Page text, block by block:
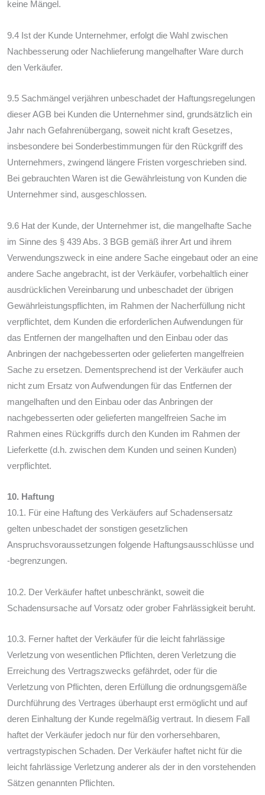
keine Mängel.
9.4 Ist der Kunde Unternehmer, erfolgt die Wahl zwischen
Nachbesserung oder Nachlieferung mangelhafter Ware durch
den Verkäufer.
9.5 Sachmängel verjähren unbeschadet der Haftungsregelungen
dieser AGB bei Kunden die Unternehmer sind, grundsätzlich ein
Jahr nach Gefahrenübergang, soweit nicht kraft Gesetzes,
insbesondere bei Sonderbestimmungen für den Rückgriff des
Unternehmers, zwingend längere Fristen vorgeschrieben sind.
Bei gebrauchten Waren ist die Gewährleistung von Kunden die
Unternehmer sind, ausgeschlossen.
9.6 Hat der Kunde, der Unternehmer ist, die mangelhafte Sache
im Sinne des § 439 Abs. 3 BGB gemäß ihrer Art und ihrem
Verwendungszweck in eine andere Sache eingebaut oder an eine
andere Sache angebracht, ist der Verkäufer, vorbehaltlich einer
ausdrücklichen Vereinbarung und unbeschadet der übrigen
Gewährleistungspflichten, im Rahmen der Nacherfüllung nicht
verpflichtet, dem Kunden die erforderlichen Aufwendungen für
das Entfernen der mangelhaften und den Einbau oder das
Anbringen der nachgebesserten oder gelieferten mangelfreien
Sache zu ersetzen. Dementsprechend ist der Verkäufer auch
nicht zum Ersatz von Aufwendungen für das Entfernen der
mangelhaften und den Einbau oder das Anbringen der
nachgebesserten oder gelieferten mangelfreien Sache im
Rahmen eines Rückgriffs durch den Kunden im Rahmen der
Lieferkette (d.h. zwischen dem Kunden und seinen Kunden)
verpflichtet.
10. Haftung
10.1. Für eine Haftung des Verkäufers auf Schadensersatz
gelten unbeschadet der sonstigen gesetzlichen
Anspruchsvoraussetzungen folgende Haftungsausschlüsse und
-begrenzungen.
10.2. Der Verkäufer haftet unbeschränkt, soweit die
Schadensursache auf Vorsatz oder grober Fahrlässigkeit beruht.
10.3. Ferner haftet der Verkäufer für die leicht fahrlässige
Verletzung von wesentlichen Pflichten, deren Verletzung die
Erreichung des Vertragszwecks gefährdet, oder für die
Verletzung von Pflichten, deren Erfüllung die ordnungsgemäße
Durchführung des Vertrages überhaupt erst ermöglicht und auf
deren Einhaltung der Kunde regelmäßig vertraut. In diesem Fall
haftet der Verkäufer jedoch nur für den vorhersehbaren,
vertragstypischen Schaden. Der Verkäufer haftet nicht für die
leicht fahrlässige Verletzung anderer als der in den vorstehenden
Sätzen genannten Pflichten.